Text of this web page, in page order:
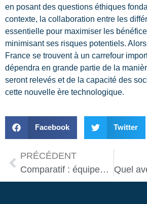
en posant des questions éthiques
contexte, la collaboration entre les
essentielle pour maximiser les
minimisant ses risques potentiels.
France se trouvent à un carrefour
dépendra en grande partie de la
seront relevés et de la capacité des
cette nouvelle ère technologique.
Facebook Twitter
PRÉCÉDENT
Comparatif : équipements IoT indispensables pour une maison connectée